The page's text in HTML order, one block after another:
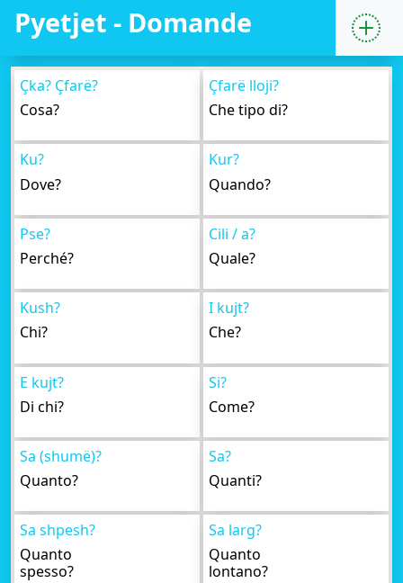
Pyetjet - Domande
Çka? Çfarë?
Cosa?
Çfarë lloji?
Che tipo di?
Ku?
Dove?
Kur?
Quando?
Pse?
Perché?
Cili / a?
Quale?
Kush?
Chi?
I kujt?
Che?
E kujt?
Di chi?
Si?
Come?
Sa (shumë)?
Quanto?
Sa?
Quanti?
Sa shpesh?
Quanto
spesso?
Sa larg?
Quanto
lontano?